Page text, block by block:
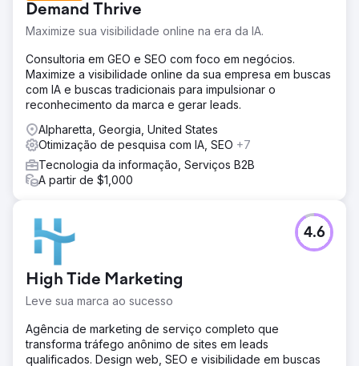
Demand Thrive
Maximize sua visibilidade online na era da IA.
Consultoria em GEO e SEO com foco em negócios.
Maximize a visibilidade online da sua empresa em buscas
com IA e buscas tradicionais para impulsionar o
reconhecimento da marca e gerar leads.
Alpharetta, Georgia, United States
Otimização de pesquisa com IA, SEO +7
Tecnologia da informação, Serviços B2B
A partir de $1,000
High Tide Marketing
Leve sua marca ao sucesso
4.6
Agência de marketing de serviço completo que
transforma tráfego anônimo de sites em leads
qualificados. Design web, SEO e visibilidade em buscas